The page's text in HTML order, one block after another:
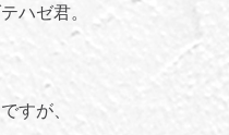
ハゼ君。
すが、